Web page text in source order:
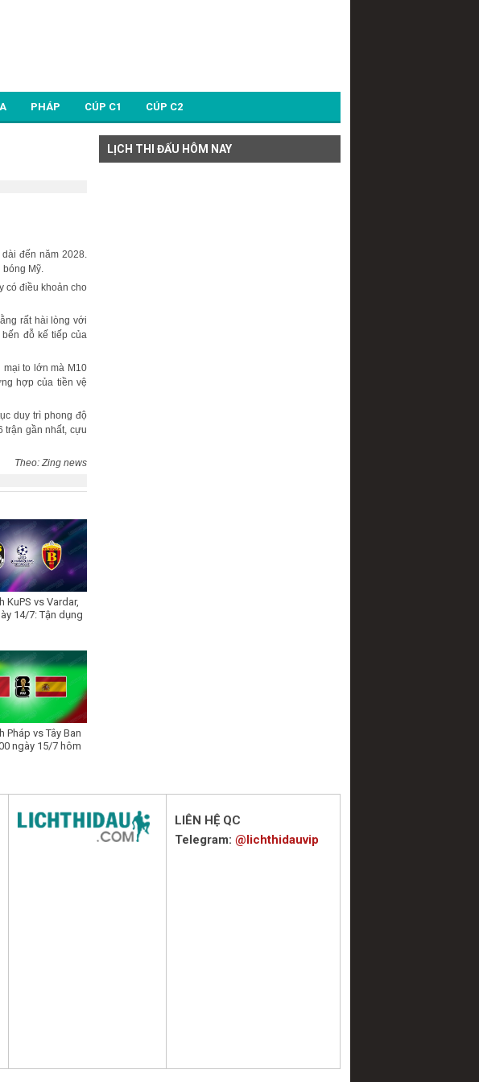
PHÁP CÚP C1 CÚP C2
đến năm 2028.
bóng Mỹ.
có điều khoản cho
rất hài lòng với
đỗ kế tiếp của
mại to lớn mà M10
hợp của tiền vệ
duy trì phong độ
trận gần nhất, cựu
Theo: Zing news
KuPS vs Vardar,
14/7: Tận dụng
Pháp vs Tây Ban
ngày 15/7 hôm
LỊCH THI ĐẤU HÔM NAY
LIÊN HỆ QC
Telegram: @lichthidauvip